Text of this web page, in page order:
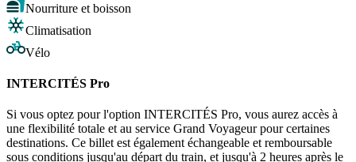
Nourriture et boisson
Climatisation
Vélo
INTERCITÉS Pro
Si vous optez pour l'option INTERCITÉS Pro, vous aurez accès à
une flexibilité totale et au service Grand Voyageur pour certaines
destinations. Ce billet est également échangeable et remboursable
sous conditions jusqu'au départ du train, et jusqu'à 2 heures après le